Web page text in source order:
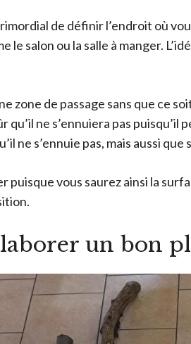
de définir l’endroit où
le salon ou la salle à manger.
zone de passage sans que ce
qu’il ne s’ennuiera pas
ne s’ennuie pas, mais aussi
vous saurez ainsi la
un bon